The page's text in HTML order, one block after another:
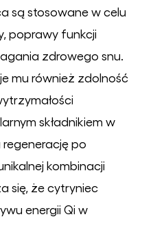
są stosowane w celu
poprawy funkcji
zdrowego snu.
mu również zdolność
składnikiem w
po
kombinacji
się, że cytryniec
energii Qi w